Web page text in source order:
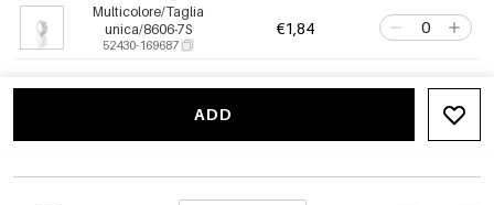
Multicolore/Taglia
unica/8606-7S
52430-169687
€1,84
ADD